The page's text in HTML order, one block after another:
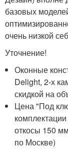
базовых
очень низкой
Уточнение!
Оконные
Delight, 2-х
скидкой на
Цена "Под
откосы 150
по Москве)